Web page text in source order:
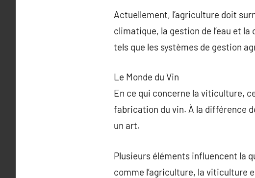
Actuellement, l’agriculture doit
climatique, la gestion de l’eau et
tels que les systèmes de gestion
Le Monde du Vin
En ce qui concerne la viticulture,
fabrication du vin. À la différence
un art.
Plusieurs éléments influencent la
comme l’agriculture, la viticulture